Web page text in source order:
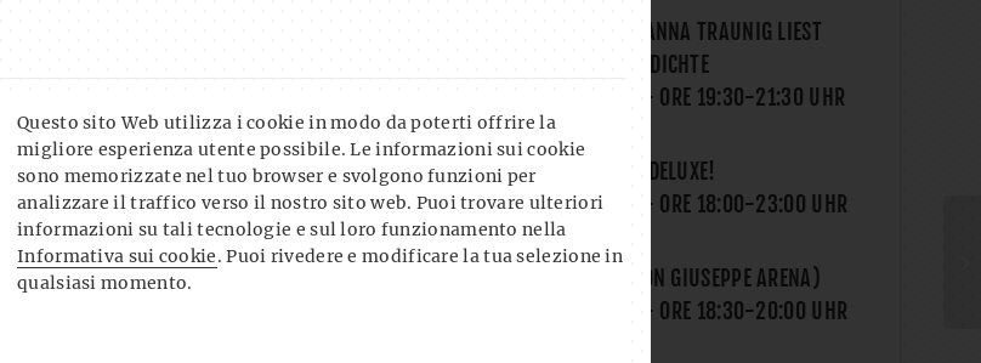
Questo sito Web utilizza i cookie in modo da poterti offrire la
migliore esperienza utente possibile. Le informazioni sui cookie
sono memorizzate nel tuo browser e svolgono funzioni per
analizzare il traffico verso il nostro sito web. Puoi trovare ulteriori
informazioni su tali tecnologie e sul loro funzionamento nella
Informativa sui cookie. Puoi rivedere e modificare la tua selezione in
qualsiasi momento.
LITERATURCLUB: ANNA TRAUNIG LIEST
MÄRCHEN UND GEDICHTE
- ORE 19:30-21:30 UHR
THE GAME NIGHT DELUXE!
DO., 13.08.2026
- ORE 18:00-23:00 UHR
YOGA AL CLUB (CON GIUSEPPE ARENA)
- ORE 18:30-20:00 UHR